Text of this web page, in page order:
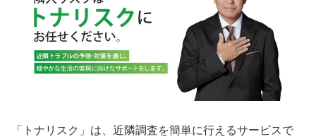
「トナリスク」は、近隣調査を簡単に行えるサービスで